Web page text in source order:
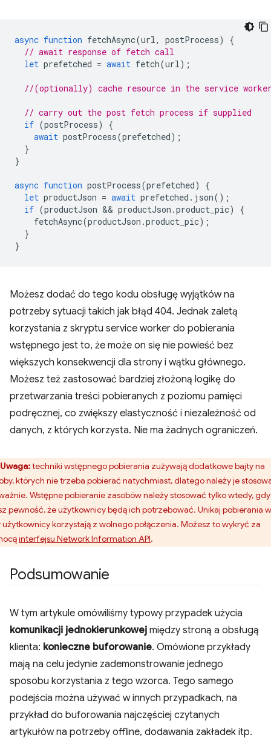
async function fetchAsync(url, postProcess)
{
// await response of fetch call
let prefetched = await fetch(url);
//(optionally) cache resource in the service
// carry out the post fetch process if supplied
if (postProcess)
{
await postProcess(prefetched);
}
}
async function postProcess(prefetched)
{
let productJson = await prefetched . json();
if (productJson && productJson .product_pic)
{
fetchAsync(productJson .product_pic);
}
}
Możesz dodać do tego kodu obsługę wyjątków na
potrzeby sytuacji takich jak błąd 404. Jednak zaletą
korzystania z skryptu service worker do pobierania
wstępnego jest to, że może on się nie powieść bez
większych konsekwencji dla strony i wątku głównego.
Możesz też zastosować bardziej złożoną logikę do
przetwarzania treści pobieranych z poziomu pamięci
podręcznej, co zwiększy elastyczność i niezależność od
danych, z których korzysta. Nie ma żadnych ograniczeń.
Uwaga:techniki wstępnego pobierania zużywają dodatkowe bajty na
których nie trzeba pobierać natychmiast, dlatego należy je
Wstępne pobieranie zasobów należy stosować tylko wtedy, gdy
pewność, że użytkownicy będą ich potrzebować. Unikaj pobierania
korzystają z wolnego połączenia. Możesz to wykryć za
interfejsu Network Information API.
Podsumowanie
W tym artykule omówiliśmy typowy przypadek użycia
komunikacji jednokierunkowej między stroną a obsługą
klienta: konieczne buforowanie. Omówione przykłady
mają na celu jedynie zademonstrowanie jednego
sposobu korzystania z tego wzorca. Tego samego
podejścia można używać w innych przypadkach, na
przykład do buforowania najczęściej czytanych
artykułów na potrzeby offline, dodawania zakładek itp.